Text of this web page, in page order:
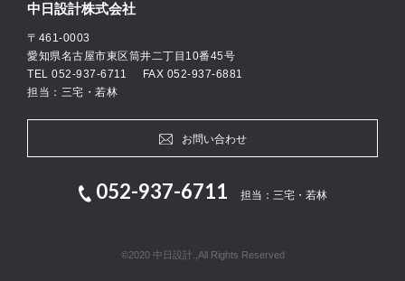
中日設計株式会社
〒461-0003
愛知県名古屋市東区筒井二丁目10番45号
TEL 052-937-6711 FAX 052-937-6881
担当：三宅・若林
お問い合わせ
052-937-6711 担当：三宅・若林
©2020 中日設計.,All Rights Reserved